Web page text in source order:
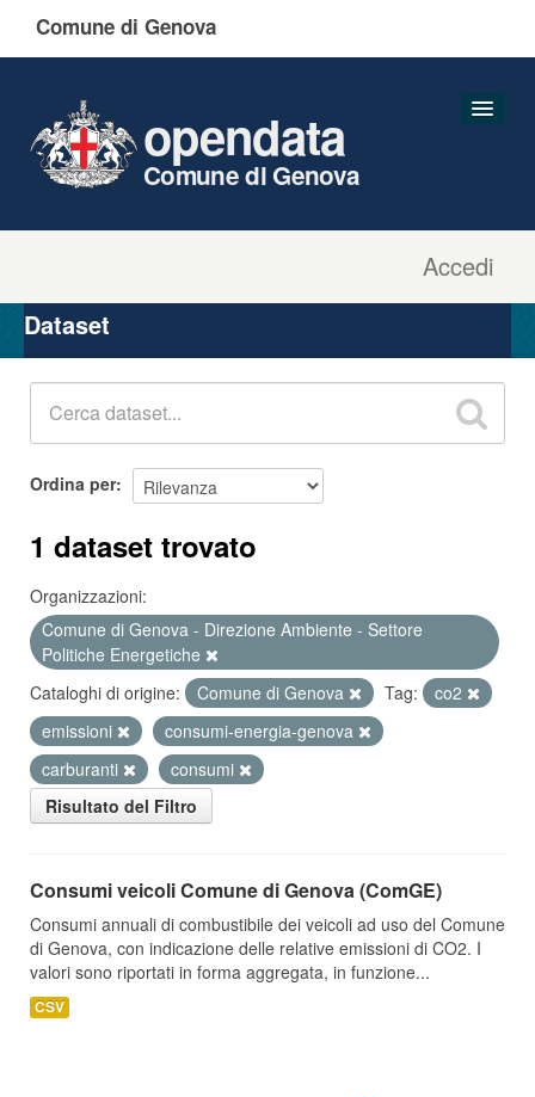
Comune di Genova
Accedi
opendata
Comune di Genova
Organizzazioni
Gruppi
Dataset
Ordina per
1 dataset trovato
Organizzazioni:
Comune di Genova - Direzione Ambiente - Settore
Politiche Energetiche
Cataloghi di origine:
Comune di Genova Tag:
co2
emissioni
consumi-energia-genova
carburanti
consumi
Risultato del Filtro
Consumi veicoli Comune di Genova (ComGE)
Consumi annuali di combustibile dei veicoli ad uso del Comune
di Genova, con indicazione delle relative emissioni di CO2. I
valori sono riportati in forma aggregata, in funzione...
CSV